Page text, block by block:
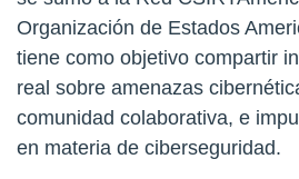
Organización de Estados
tiene como objetivo compartir
real sobre amenazas
comunidad colaborativa, e
en materia de ciberseguridad.